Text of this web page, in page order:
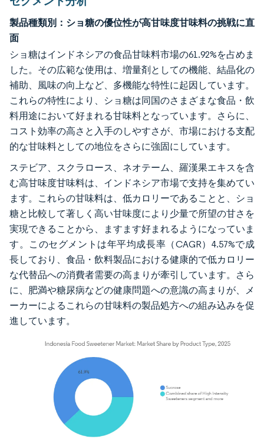
製品種類別：ショ糖の優位性が高甘味度甘味料の挑戦に直
面
ショ糖はインドネシアの食品甘味料市場の61.92%を占めま
した。その広範な使用は、増量剤としての機能、結晶化の
補助、風味の向上など、多機能な特性に起因しています。
これらの特性により、ショ糖は同国のさまざまな食品・飲
料用途において好まれる甘味料となっています。さらに、
コスト効率の高さと入手のしやすさが、市場における支配
的な甘味料としての地位をさらに強固にしています。
ステビア、スクラロース、ネオテーム、羅漢果エキスを含
む高甘味度甘味料は、インドネシア市場で支持を集めてい
ます。これらの甘味料は、低カロリーであることと、ショ
糖と比較して著しく高い甘味度により少量で所望の甘さを
実現できることから、ますます好まれるようになっていま
す。このセグメントは年平均成長率（CAGR）4.57%で成
長しており、食品・飲料製品における健康的で低カロリー
な代替品への消費者需要の高まりが牽引しています。さら
に、肥満や糖尿病などの健康問題への意識の高まりが、メ
ーカーによるこれらの甘味料の製品処方への組み込みを促
進しています。